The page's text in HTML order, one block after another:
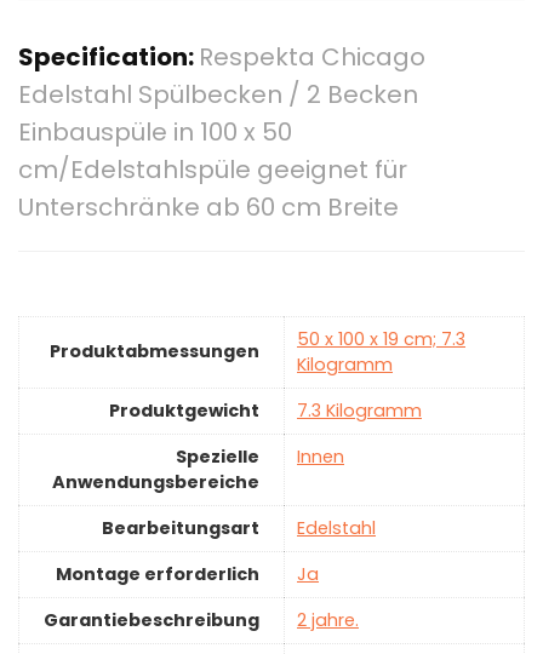
Specification: Respekta Chicago
Edelstahl Spülbecken / 2 Becken
Einbauspüle in 100 x 50
cm/Edelstahlspüle geeignet für
Unterschränke ab 60 cm Breite
Produktabmessungen
‎50 x 100 x 19 cm; 7.3
Kilogramm
Produktgewicht
‎7.3 Kilogramm
Spezielle
Anwendungsbereiche
‎Innen
Bearbeitungsart
‎Edelstahl
Montage erforderlich
‎Ja
Garantiebeschreibung
‎2 jahre.